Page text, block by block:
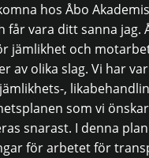
hos Åbo
får vara ditt sanna jag.
jämlikhet och
av olika slag. Vi har
,
som vi
snarast. I denna
för arbetet för